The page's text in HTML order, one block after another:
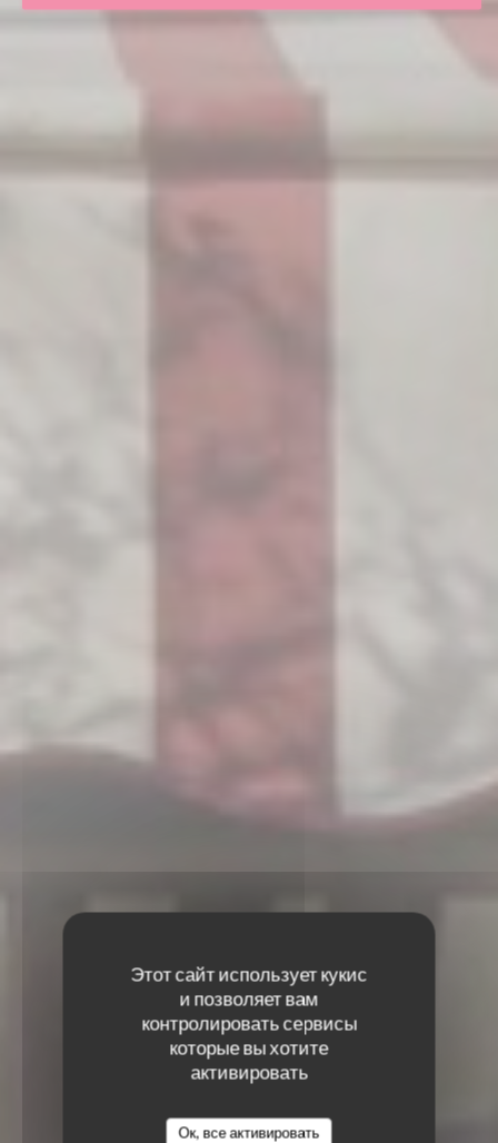
Этот сайт использует кукис
и позволяет вам
контролировать сервисы
которые вы хотите
активировать
Ок, все активировать